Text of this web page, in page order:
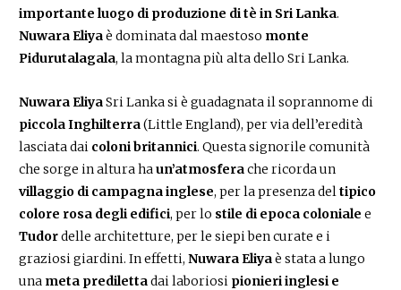
importante luogo di produzione di tè in Sri Lanka.
Nuwara Eliyaè dominata dal maestoso monte
Pidurutalagala, la montagna più alta dello Sri Lanka.
Nuwara EliyaSri Lanka si è guadagnata il soprannome di
piccola Inghilterra(Little England), per via dell’eredità
lasciata dai coloni britannici. Questa signorile comunità
che sorge in altura haun’atmosferache ricorda un
villaggio di campagna inglese, per la presenza deltipico
colore rosa degli edifici, per lo stile di epoca coloniale e
Tudordelle architetture, per le siepi ben curate e i
graziosi giardini. In effetti, Nuwara Eliyaè stata a lungo
una meta predilettadai laboriosi pionieri inglesi e